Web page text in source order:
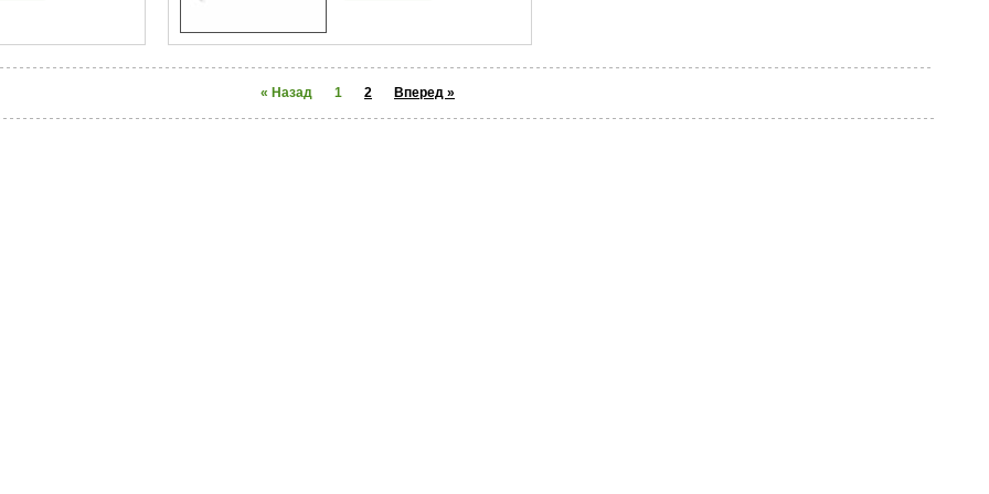
« Назад 1 2 Вперед »